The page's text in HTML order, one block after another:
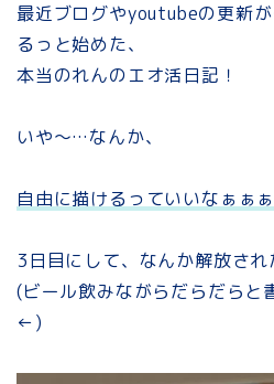
b
o
s
k
最近ブログやyoutubeの更新
るっと始めた、
本当のれんのエオ活日記！
いや～…なんか、
自由に描けるっていいなぁぁぁ
3日目にして、なんか解放され
(ビール飲みながらだらだらと
←)